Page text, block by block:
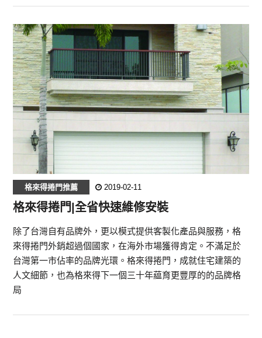
格來得捲門推薦 2019-02-11
格來得捲門|全省快速維修安裝
除了台灣自有品牌外，更以模式提供客製化產品與服務，格
來得捲門外銷超過個國家，在海外市場獲得肯定。不滿足於
台灣第一市佔率的品牌光環。格來得捲門，成就住宅建築的
人文細節，也為格來得下一個三十年藴育更豐厚的的品牌格
局